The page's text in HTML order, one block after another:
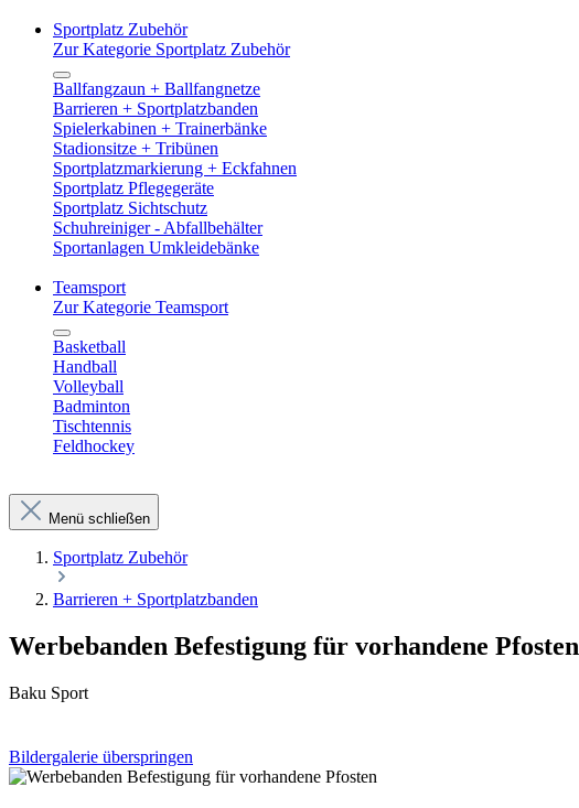
Sportplatz Zubehör
Zur Kategorie Sportplatz Zubehör
Ballfangzaun + Ballfangnetze
Barrieren + Sportplatzbanden
Spielerkabinen + Trainerbänke
Stadionsitze + Tribünen
Sportplatzmarkierung + Eckfahnen
Sportplatz Pflegegeräte
Sportplatz Sichtschutz
Schuhreiniger - Abfallbehälter
Sportanlagen Umkleidebänke
Teamsport
Zur Kategorie Teamsport
Basketball
Handball
Volleyball
Badminton
Tischtennis
Feldhockey
Menü schließen
Sportplatz Zubehör
Barrieren + Sportplatzbanden
Werbebanden Befestigung für vorhandene Pfosten
Baku Sport
Bildergalerie überspringen